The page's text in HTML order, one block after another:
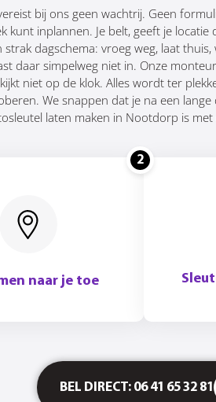
bij ons geen wachtrij. Geen
kunt inplannen. Je belt, geeft je
dagschema: vroeg weg, laat
daar simpelweg niet in. Onze
niet op de klok. Alles wordt ter
We snappen dat je na een
laten maken in Nootdorp is
2
naar je toe
BEL DIRECT: 06 41 65 32 81